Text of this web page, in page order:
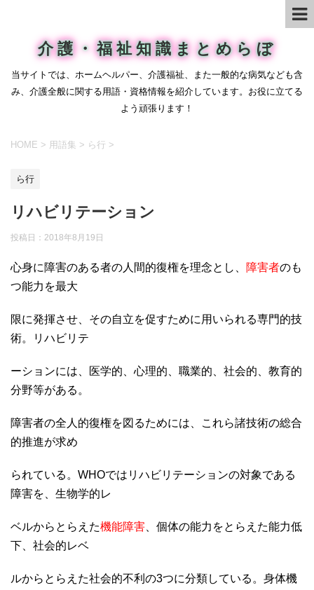
介護・福祉知識まとめらぼ
当サイトでは、ホームヘルパー、介護福祉、また一般的な病気なども含
み、介護全般に関する用語・資格情報を紹介しています。お役に立てる
よう頑張ります！
HOME > 用語集 > ら行 >
ら行
リハビリテーション
投稿日： 2018年8月19日
心身に障害のある者の人間的復権を理念とし、 障害者のも
つ能力を最大
限に発揮させ、その自立を促すために用いられる専門的技
術。リハビリテ
ーションには、医学的、心理的、職業的、社会的、教育的
分野等がある。
障害者の全人的復権を図るためには、これら諸技術の総合
的推進が求め
られている。WHOではリハビリテーションの対象である
障害を、生物学的レ
ベルからとらえた機能障害 、個体の能力をとらえた能力低
下、社会的レベ
ルからとらえた社会的不利の3つに分類している。身体機